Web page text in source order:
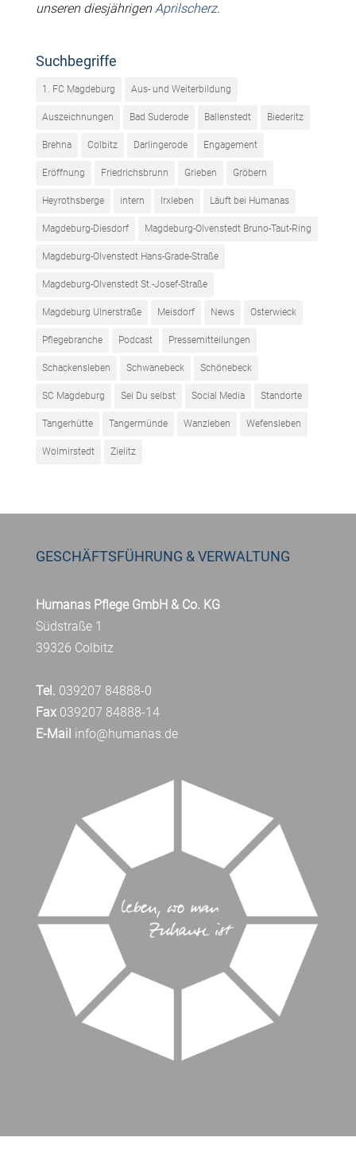
unseren diesjährigenAprilscherz.
Suchbegriffe
1. FC Magdeburg Aus- und Weiterbildung
Auszeichnungen Bad Suderode Ballenstedt Biederitz
Brehna Colbitz Darlingerode Engagement
Eröffnung Friedrichsbrunn Grieben Gröbern
Heyrothsberge intern Irxleben Läuft bei Humanas
Magdeburg-Diesdorf Magdeburg-Olvenstedt Bruno-Taut-Ring
Magdeburg-Olvenstedt Hans-Grade-Straße
Magdeburg-Olvenstedt St.-Josef-Straße
Magdeburg Ulnerstraße Meisdorf News Osterwieck
Pflegebranche Podcast Pressemitteilungen
Schackensleben Schwanebeck Schönebeck
SC Magdeburg Sei Du selbst Social Media Standorte
Tangerhütte Tangermünde Wanzleben Wefensleben
Wolmirstedt Zielitz
GESCHÄFTSFÜHRUNG & VERWALTUNG
Humanas Pflege GmbH & Co. KG
Südstraße 1
39326 Colbitz
Tel. 039207 84888-0
Fax039207 84888-14
E-Mail info@humanas.de